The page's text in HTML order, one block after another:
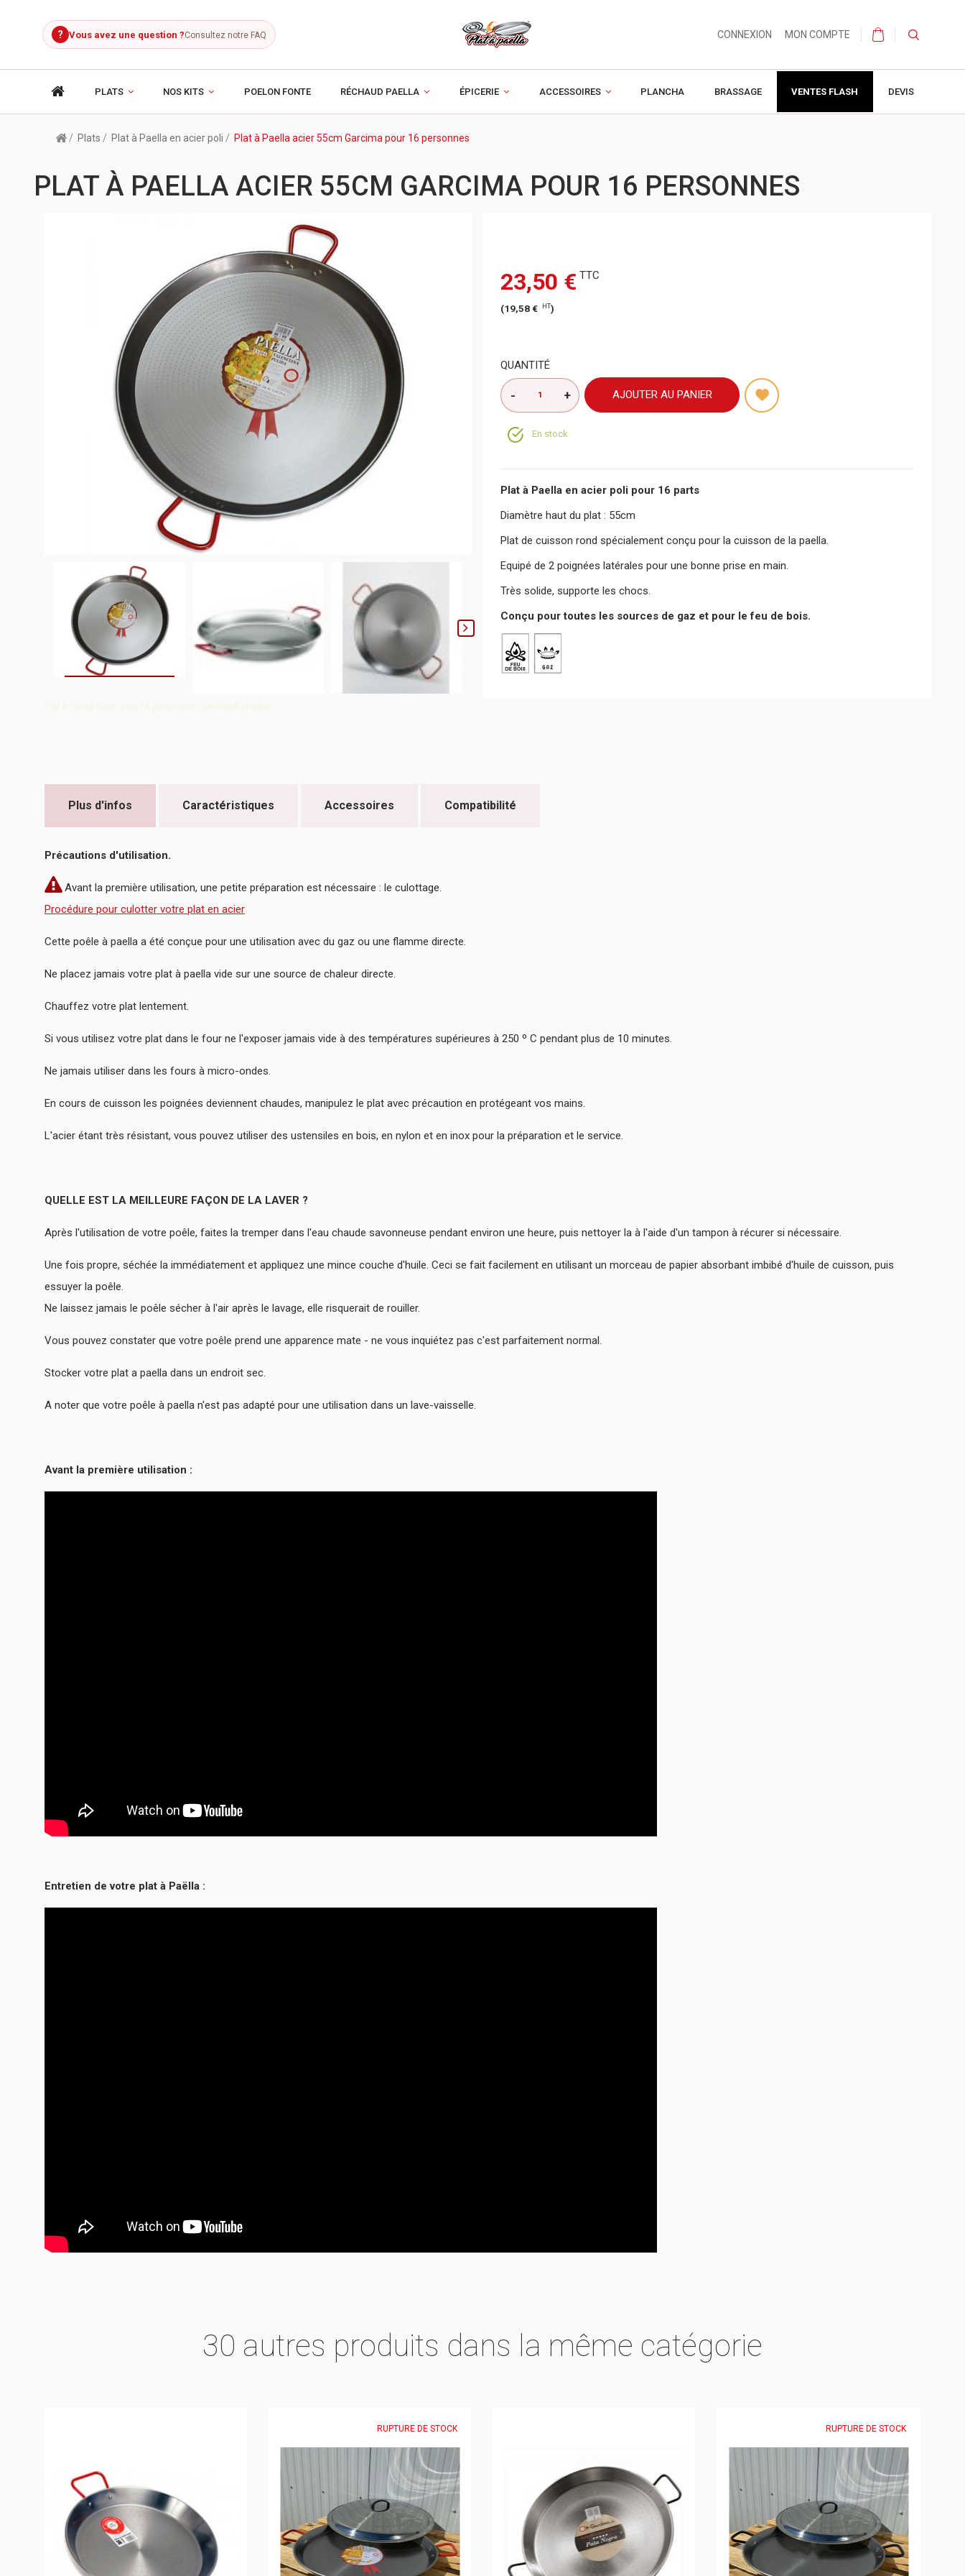
CONNEXION MON COMPTE
? Vous avez une question ?Consultez notre FAQ
PLATS NOS KITS POELON FONTE RÉCHAUD PAELLA ÉPICERIE ACCESSOIRES PLANCHA BRASSAGE VENTES FLASH DEVIS
Plats Plat à Paella en acier poli Plat à Paella acier 55cm Garcima pour 16 personnes
PLAT À PAELLA ACIER 55CM GARCIMA POUR 16 PERSONNES
Plat à Paella 55cm pour 16 personnes - GARCIMA la Idéal
23,50 € TTC
(19,58 € HT)
QUANTITÉ
AJOUTER AU PANIER
En stock
Plat à Paella en acier poli pour 16 parts
Diamètre haut du plat : 55cm
Plat de cuisson rond spécialement conçu pour la cuisson de la paella.
Equipé de 2 poignées latérales pour une bonne prise en main.
Très solide, supporte les chocs.
Conçu pour toutes les sources de gaz et pour le feu de bois.
Plus d'infos Caractéristiques Accessoires Compatibilité
Précautions d'utilisation.
Avant la première utilisation, une petite préparation est nécessaire : le culottage.
Procédure pour culotter votre plat en acier
Cette poêle à paella a été conçue pour une utilisation avec du gaz ou une flamme directe.
Ne placez jamais votre plat à paella vide sur une source de chaleur directe.
Chauffez votre plat lentement.
Si vous utilisez votre plat dans le four ne l'exposer jamais vide à des températures supérieures à 250 º C pendant plus de 10 minutes.
Ne jamais utiliser dans les fours à micro-ondes.
En cours de cuisson les poignées deviennent chaudes, manipulez le plat avec précaution en protégeant vos mains.
L'acier étant très résistant, vous pouvez utiliser des ustensiles en bois, en nylon et en inox pour la préparation et le service.
QUELLE EST LA MEILLEURE FAÇON DE LA LAVER ?
Après l'utilisation de votre poêle, faites la tremper dans l'eau chaude savonneuse pendant environ une heure, puis nettoyer la à l'aide d'un tampon à récurer si nécessaire.
Une fois propre, séchée la immédiatement et appliquez une mince couche d'huile. Ceci se fait facilement en utilisant un morceau de papier absorbant imbibé d'huile de cuisson, puis
essuyer la poêle.
Ne laissez jamais le poêle sécher à l'air après le lavage, elle risquerait de rouiller.
Vous pouvez constater que votre poêle prend une apparence mate - ne vous inquiétez pas c'est parfaitement normal.
Stocker votre plat a paella dans un endroit sec.
A noter que votre poêle à paella n'est pas adapté pour une utilisation dans un lave-vaisselle.
Avant la première utilisation :
Entretien de votre plat à Paëlla :
30 autres produits dans la même catégorie
RUPTURE DE STOCK RUPTURE DE STOCK